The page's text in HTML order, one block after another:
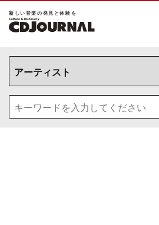
新しい⾳楽の発⾒と体験を